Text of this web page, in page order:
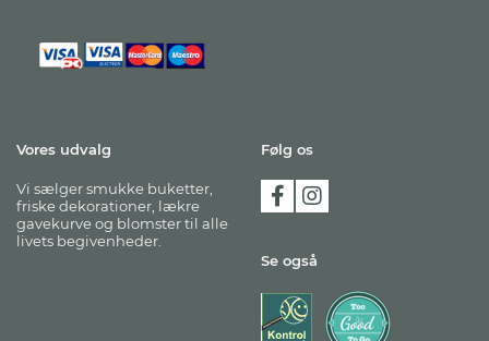
Vores udvalg
Vi sælger smukke buketter,
friske dekorationer, lækre
gavekurve og blomster til alle
livets begivenheder.
Følg os
Se også